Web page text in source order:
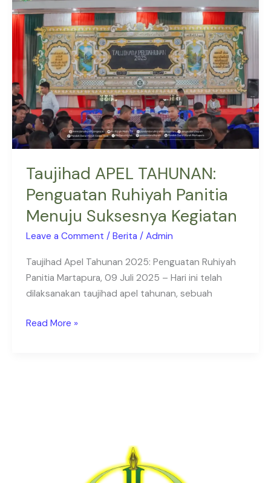
Taujihad APEL TAHUNAN:
Penguatan Ruhiyah Panitia
Menuju Suksesnya Kegiatan
Leave a Comment /Berita /Admin
Taujihad Apel Tahunan 2025: Penguatan Ruhiyah
Panitia Martapura, 09 Juli 2025 – Hari ini telah
dilaksanakan taujihad apel tahunan, sebuah
APEL
TAHUNAN:
Penguatan
Ruhiyah
Panitia
Menuju
Suksesnya
Kegiatan
Read More »